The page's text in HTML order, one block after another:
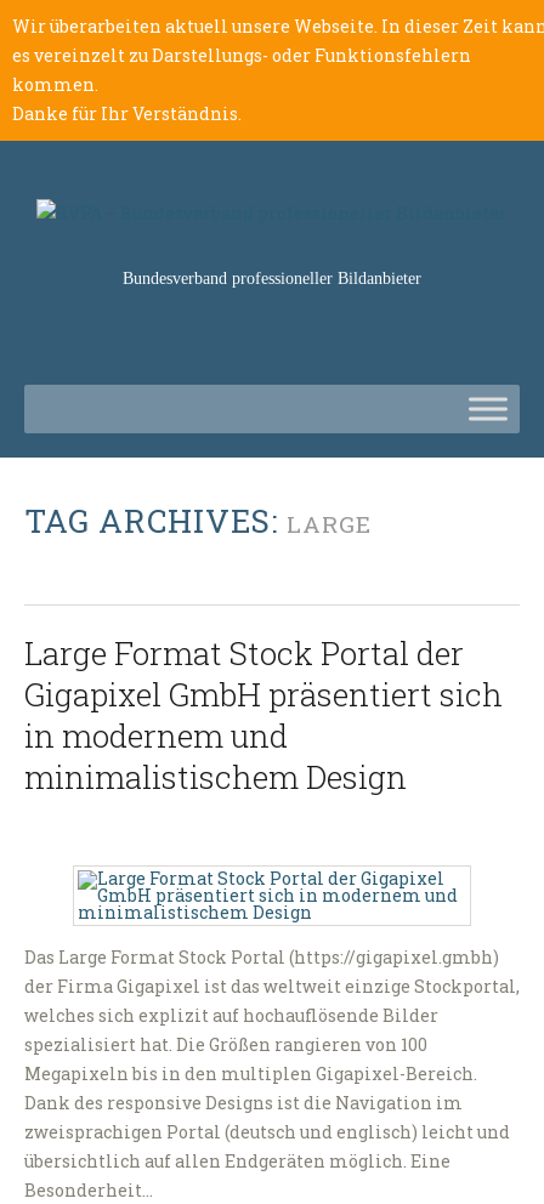
Wir überarbeiten aktuell unsere Webseite. In dieser Zeit
es vereinzelt zu Darstellungs- oder Funktionsfehlern
kommen.
Danke für Ihr Verständnis.
Bundesverband professioneller Bildanbieter
TAG ARCHIVES: LARGE
Large Format Stock Portal der
Gigapixel GmbH präsentiert sich
in modernem und
minimalistischem Design
Das Large Format Stock Portal (https://gigapixel.gmbh)
der Firma Gigapixel ist das weltweit einzige Stockportal,
welches sich explizit auf hochauflösende Bilder
spezialisiert hat. Die Größen rangieren von 100
Megapixeln bis in den multiplen Gigapixel-Bereich.
Dank des responsive Designs ist die Navigation im
zweisprachigen Portal (deutsch und englisch) leicht und
übersichtlich auf allen Endgeräten möglich. Eine
Besonderheit…